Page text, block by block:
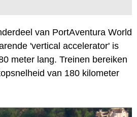
van PortAventura World
'vertical accelerator' is
meter lang. Treinen bereiken
van 180 kilometer